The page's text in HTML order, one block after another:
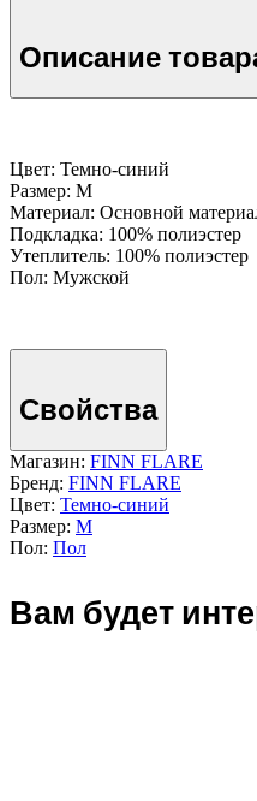
Описание
Цвет: Темно-cиний
Размер: M
Материал: Основной
Подкладка: 100% полиэстер
Утеплитель: 100% полиэстер
Пол: Мужской
Свойства
Магазин: FINN FLARE
Бренд: FINN FLARE
Цвет: Темно-cиний
Размер: M
Пол: Пол
Вам будет